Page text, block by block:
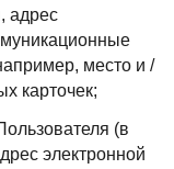
адрес
место и /
карточек;
(в
электронной